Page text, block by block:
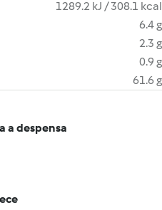
1289.2 kJ / 308.1 kcal
6.4 g
2.3 g
0.9 g
61.6 g
a despensa